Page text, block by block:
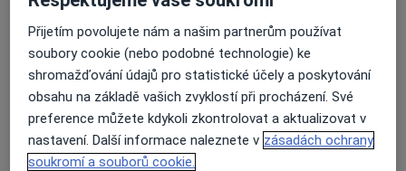
Čechova 44, Plzeň 3, Plzeň301 00
Přiblížit mapuse otevře v nové záložce
Dostupnost
Na této adrese online kalendář není aktivní
Co mám v takové situaci udělat?
Přijetím povolujete nám a našim partnerům používat
soubory cookie (nebo podobné technologie) ke
shromažďování údajů pro statistické účely a poskytování
obsahu na základě vašich zvyklostí při procházení. Své
preference můžete kdykoli zkontrolovat a aktualizovat v
nastavení. Další informace naleznete v zásadách ochrany
soukromí a souborů cookie.